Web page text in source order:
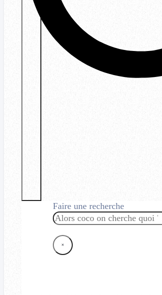
Faire une recherche
Rechercher
×